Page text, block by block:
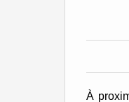
À